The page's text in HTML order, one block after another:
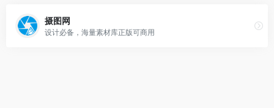
摄图网
设计必备，海量素材库正版可商用